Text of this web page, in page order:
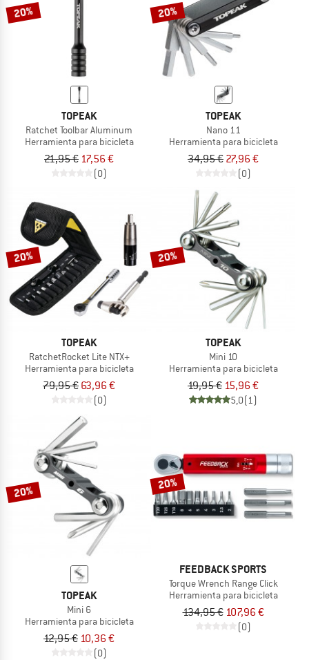
20%
TOPEAK
Ratchet Toolbar Aluminum
Herramienta para bicicleta
21,95 € 17,56 €
(0)
20%
TOPEAK
Nano 11
Herramienta para bicicleta
34,95 € 27,96 €
(0)
20%
TOPEAK
RatchetRocket Lite NTX+
Herramienta para bicicleta
79,95 € 63,96 €
(0)
20%
TOPEAK
Mini 10
Herramienta para bicicleta
19,95 € 15,96 €
5,0(1)
20%
TOPEAK
Mini 6
Herramienta para bicicleta
12,95 € 10,36 €
(0)
20%
FEEDBACK SPORTS
Torque Wrench Range Click
Herramienta para bicicleta
134,95 € 107,96 €
(0)